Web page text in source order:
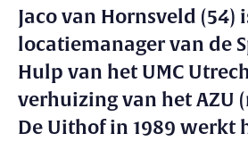
Jaco van Hornsveld (54)
locatiemanager van de
Hulp van het UMC
verhuizing van het AZU
De Uithof in 1989 werkt